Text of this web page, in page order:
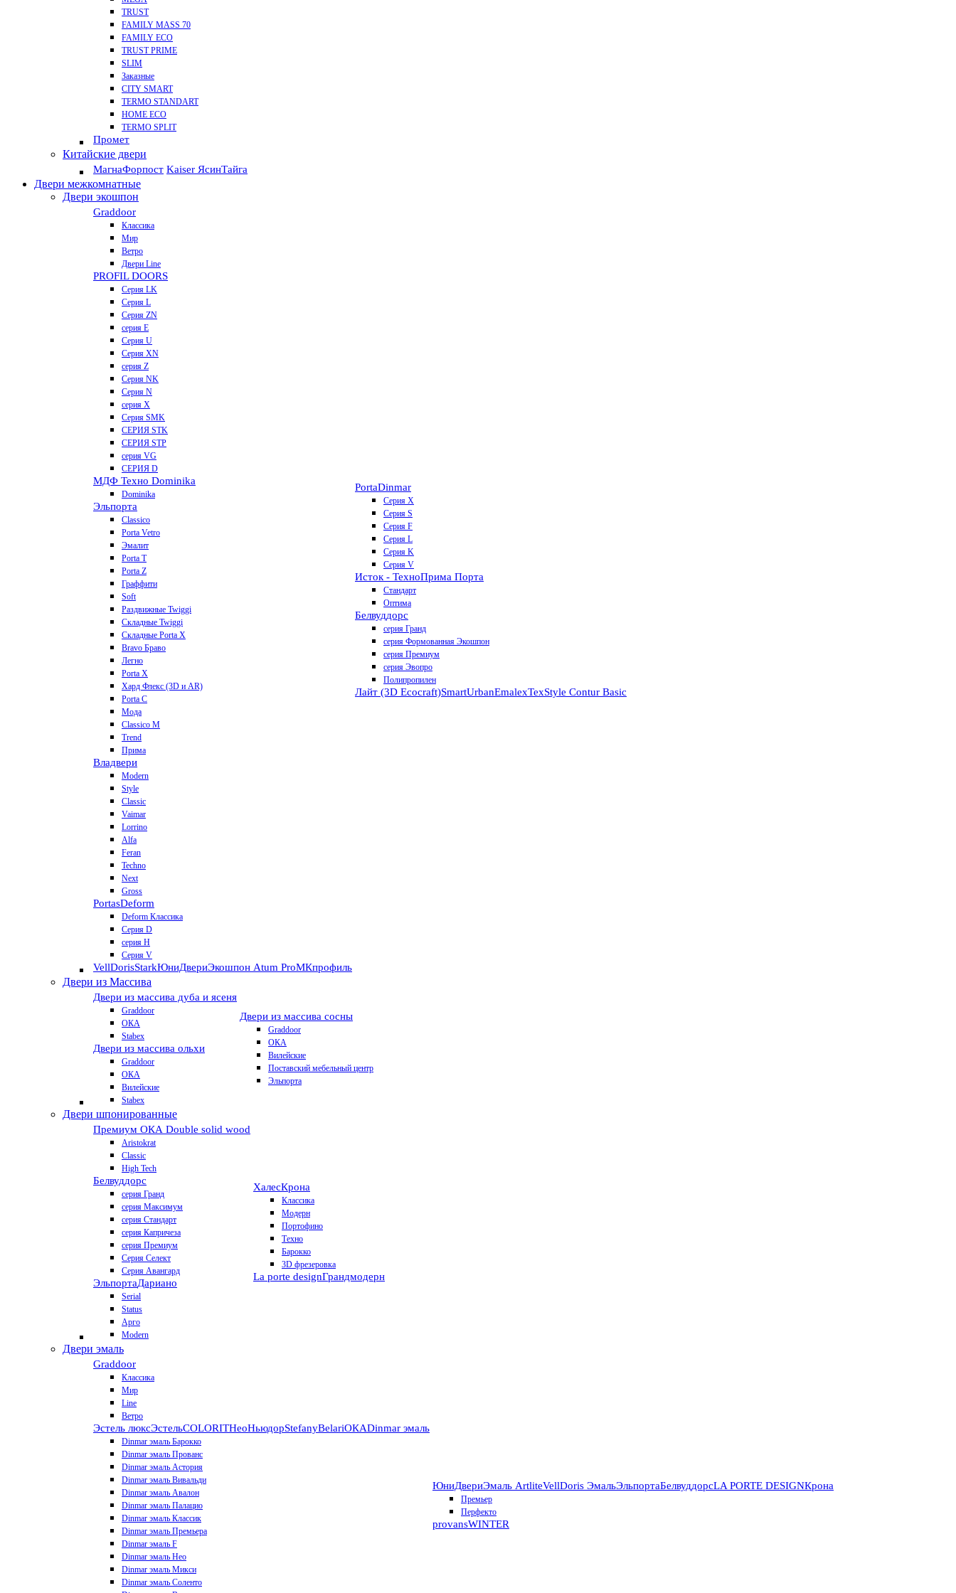
TRUST
FAMILY MASS 70
FAMILY ECO
TRUST PRIME
SLIM
Заказные
CITY SMART
TERMO STANDART
HOME ECO
ТЕRМО SPLIT
Промет
Китайские двери
МагнаФорпост Kaiser ЯсинТайга
Двери межкомнатные
Двери экошпон
Graddoor
Классика
Мир
Ветро
Двери Line
PROFIL DOORS
Серия LK
Серия L
Серия ZN
серия E
Серия U
Серия XN
серия Z
Серия NK
Серия N
серия X
Серия SMK
СЕРИЯ STK
СЕРИЯ STP
серия VG
СЕРИЯ D
МДФ Техно Dominika
Dominika
Эльпорта
Classico
Porta Vetro
Эмалит
Porta T
Porta Z
Граффити
Soft
Раздвижные Twiggi
Складные Twiggi
Складные Porta X
Bravo Браво
Легно
Porta X
Хард Флекс (3D и AR)
Porta C
Мода
Classico M
Trend
Прима
Владвери
Modern
Style
Classic
Vaimar
Lorrino
Alfa
Feran
Techno
Next
Gross
PortasDeform
Deform Классика
Серия D
серия H
Серия V
VellDorisStarkЮниДвериЭкошпон Atum ProМКпрофиль
PortaDinmar
Серия X
Серия S
Серия F
Серия L
Серия K
Серия V
Исток - ТехноПрима Порта
Стандарт
Оптима
Белвуддорс
серия Гранд
серия Формованная Экошпон
серия Премиум
серия Эвопро
Полипропилен
Лайт (3D Ecocraft)SmartUrbanEmalexTexStyle Contur Basic
Двери из Массива
Двери из массива дуба и ясеня
Graddoor
ОКА
Stabex
Двери из массива ольхи
Graddoor
ОКА
Вилейские
Stabex
Двери из массива сосны
Graddoor
ОКА
Вилейские
Поставский мебельный центр
Эльпорта
Двери шпонированные
Премиум ОКА Double solid wood
Aristokrat
Classic
High Tech
Белвуддорс
серия Гранд
серия Максимум
серия Стандарт
серия Капричеза
серия Премиум
Серия Селект
Серия Авангард
ЭльпортаДариано
Serial
Status
Арго
Modern
ХалесКрона
Классика
Модерн
Портофино
Техно
Барокко
3D фрезеровка
La porte designГрандмодерн
Двери эмаль
Graddoor
Классика
Мир
Line
Ветро
Эстель люксЭстельCOLORITНеоНьюдорStefanyBelariОКАDinmar эмаль
Dinmar эмаль Барокко
Dinmar эмаль Прованс
Dinmar эмаль Астория
Dinmar эмаль Вивальди
Dinmar эмаль Авалон
Dinmar эмаль Палацио
Dinmar эмаль Классик
Dinmar эмаль Премьера
Dinmar эмаль F
Dinmar эмаль Нео
Dinmar эмаль Микси
Dinmar эмаль Соленто
ЮниДвериЭмаль ArtliteVellDoris ЭмальЭльпортаБелвуддорсLA PORTE DESIGNКрона
Премьер
Перфекто
provansWINTER